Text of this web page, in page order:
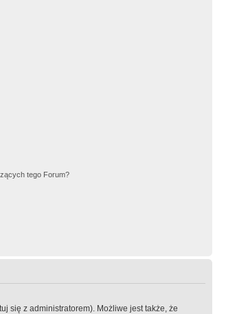
tego Forum?
się z administratorem). Możliwe jest także, że